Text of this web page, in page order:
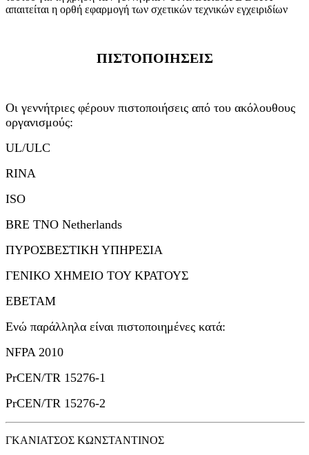
απαιτείται η ορθή εφαρμογή των σχετικών τεχνικών εγχειριδίων
ΠΙΣΤΟΠΟΙΗΣΕΙΣ
Oι γεννήτριες φέρουν πιστοποιήσεις από του ακόλουθους
οργανισμούς:
UL/ULC
RINA
ISO
BRE ΤΝΟ Netherlands
ΠΥΡΟΣΒΕΣΤΙΚΗ ΥΠΗΡΕΣΙΑ
ΓΕΝΙΚΟ ΧΗΜΕΙΟ ΤΟΥ ΚΡΑΤΟΥΣ
ΕΒΕΤΑΜ
Eνώ παράλληλα είναι πιστοποιημένες κατά:
NFPA 2010
PrCEN/TR 15276-1
PrCEN/TR 15276-2
ΓΚΑΝΙΑΤΣΟΣ ΚΩΝΣΤΑΝΤΙΝΟΣ